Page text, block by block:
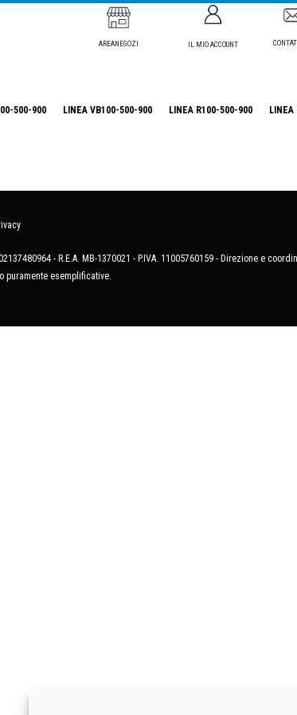
AREANEGOZI IL MIO ACCOUNT
500-900 LINEA VB100-500-900 LINEA R100-500-900
- R.E.A. MB-1370021 - P.IVA. 11005760159 - Direzione e
puramente esemplificative.